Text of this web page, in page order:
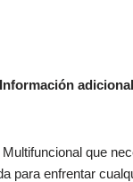
Información adicional
que
para enfrentar